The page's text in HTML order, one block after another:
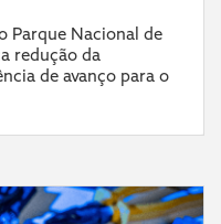
Parque Nacional de
redução da
de avanço para o